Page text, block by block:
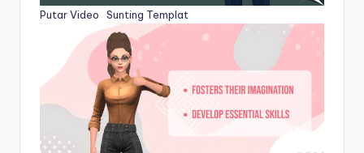
Putar Video Sunting Templat